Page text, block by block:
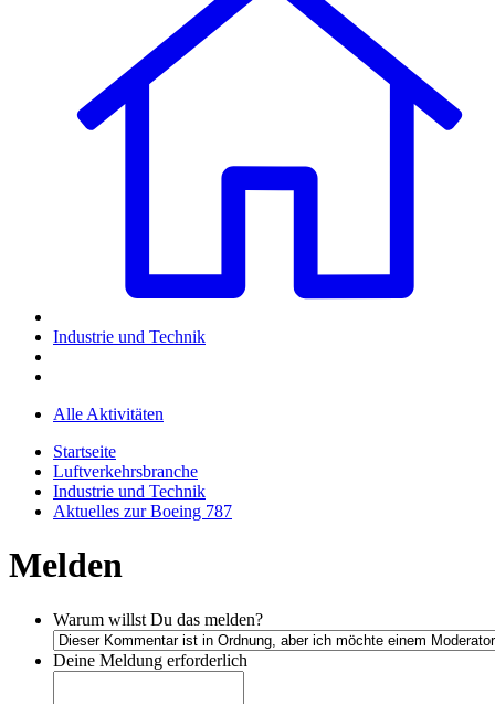
Industrie und Technik
Alle Aktivitäten
Startseite
Luftverkehrsbranche
Industrie und Technik
Aktuelles zur Boeing 787
Melden
Warum willst Du das melden?
Deine Meldung erforderlich